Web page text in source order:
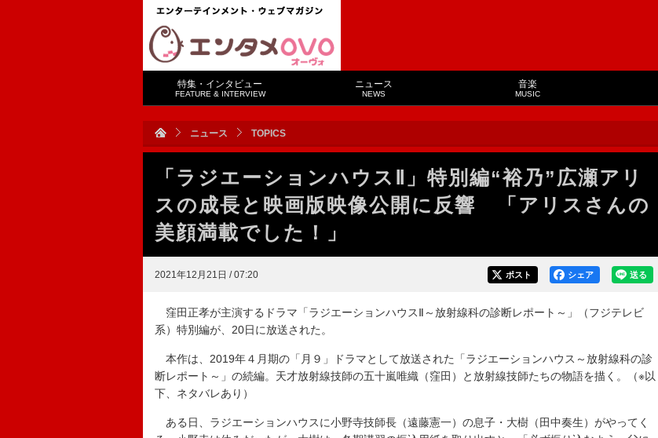
特集・インタビュー
FEATURE & INTERVIEW
ニュース
NEWS
音楽
MUSIC
ニュース TOPICS
「ラジエーションハウスⅡ」特別編“裕乃”広瀬アリ
スの成長と映画版映像公開に反響 「アリスさんの
美顔満載でした！」
2021年12月21日 / 07:20 送る
シェア
ポスト
窪田正孝が主演するドラマ「ラジエーションハウスⅡ～放射線科の診断レポート～」（フジテレビ
系）特別編が、20日に放送された。
本作は、2019年４月期の「月９」ドラマとして放送された「ラジエーションハウス～放射線科の診
断レポート～」の続編。天才放射線技師の五十嵐唯織（窪田）と放射線技師たちの物語を描く。（※以
下、ネタバレあり）
ある日、ラジエーションハウスに小野寺技師長（遠藤憲一）の息子・大樹（田中奏生）がやってく